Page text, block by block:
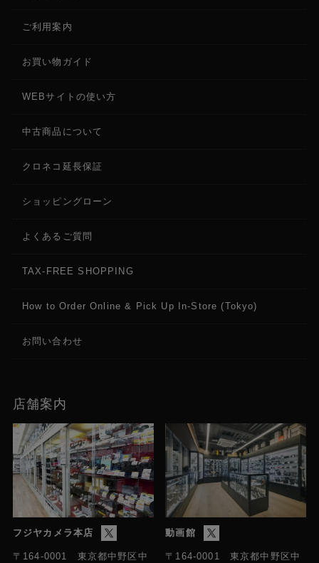
ご利用案内
お買い物ガイド
WEBサイトの使い方
中古商品について
クロネコ延長保証
ショッピングローン
よくあるご質問
TAX-FREE SHOPPING
How to Order Online & Pick Up In-Store (Tokyo)
お問い合わせ
店舗案内
フジヤカメラ本店
〒164-0001 東京都中野区中
動画館
〒164-0001 東京都中野区中